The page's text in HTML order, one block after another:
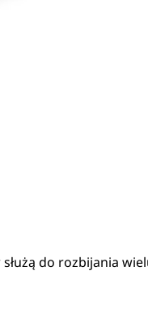
do rozbijania